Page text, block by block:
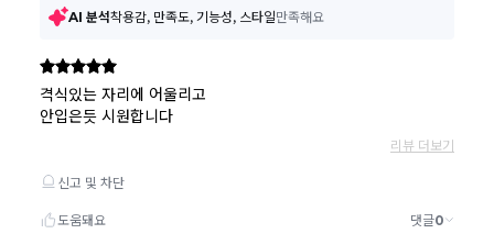
환불
환불승인: 반송장 배송완료일로부터 영업일 3-5일내에 물류 입고
확인 후 이루어지나, 이벤트 및 반품량에 따라 영업일 최대 15일 소
로 환불되며 '한국사이버결제(KCP)'로 입금됩니다.
카드결제 시 : 주문취소 확인 후 카드사 매출 취소까지 영업일 기준
3일~5일정도 소요됩니다. (해당 카드사 사정에 따라 지연될 수 있